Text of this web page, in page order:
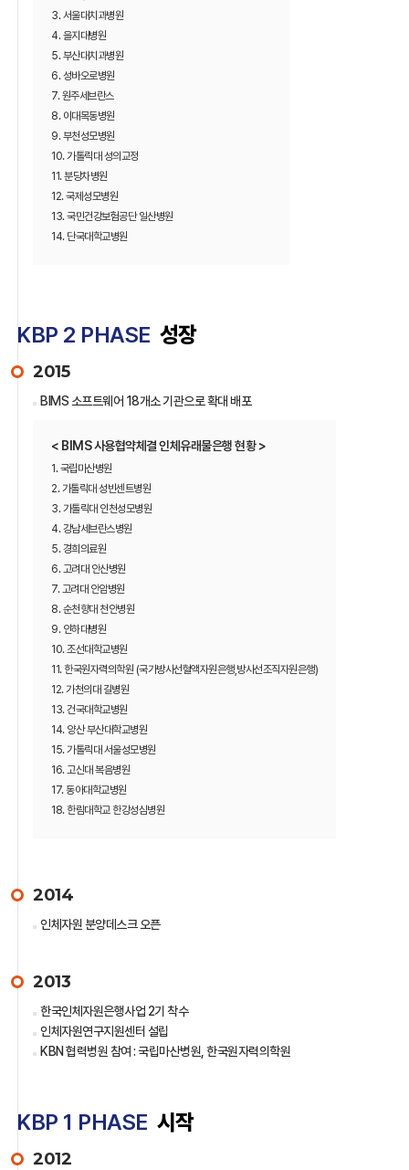
3. 서울대치과병원
4. 을지대병원
5. 부산대치과병원
6. 성바오로병원
7. 원주세브란스
8. 이대목동병원
9. 부천성모병원
10. 가톨릭대 성의교정
11. 분당차병원
12. 국제성모병원
13. 국민건강보험공단 일산병원
14. 단국대학교병원
KBP 2 PHASE 성장
2015
BIMS 소프트웨어 18개소 기관으로 확대 배포
< BIMS 사용협약체결 인체유래물은행 현황 >
1. 국립마산병원
2. 가톨릭대 성빈센트병원
3. 가톨릭대 인천성모병원
4. 강남세브란스병원
5. 경희의료원
6. 고려대 안산병원
7. 고려대 안암병원
8. 순천향대 천안병원
9. 인하대병원
10. 조선대학교병원
11. 한국원자력의학원 (국가방사선혈액자원은행,방사선조직자원은행)
12. 가천의대 길병원
13. 건국대학교병원
14. 양산 부산대학교병원
15. 가톨릭대 서울성모병원
16. 고신대 복음병원
17. 동아대학교병원
18. 한림대학교 한강성심병원
2014
인체자원 분양데스크 오픈
2013
한국인체자원은행사업 2기 착수
인체자원연구지원센터 설립
KBN 협력병원 참여 : 국립마산병원, 한국원자력의학원
KBP 1 PHASE 시작
2012